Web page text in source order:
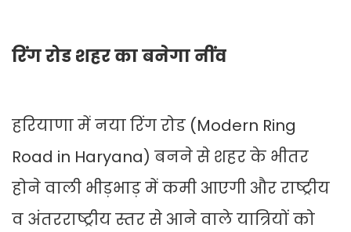
रिंग रोड शहर का बनेगा नींव
हरियाणा में नया रिंग रोड (Modern Ring
Road in Haryana) बनने से शहर के भीतर
होने वाली भीड़भाड़ में कमी आएगी और राष्ट्रीय
व अंतरराष्ट्रीय स्तर से आने वाले यात्रियों को